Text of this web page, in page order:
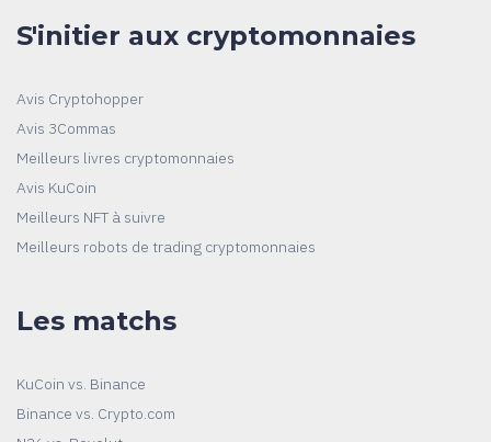
S'initier aux cryptomonnaies
Avis Cryptohopper
Avis 3Commas
Meilleurs livres cryptomonnaies
Avis KuCoin
Meilleurs NFT à suivre
Meilleurs robots de trading cryptomonnaies
Les matchs
KuCoin vs. Binance
Binance vs. Crypto.com